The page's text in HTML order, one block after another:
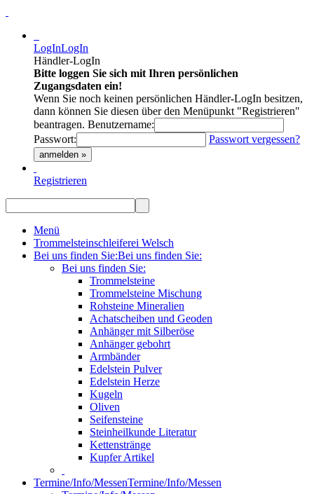
LogInLogIn
Händler-LogIn
Bitte loggen Sie sich mit Ihren persönlichen
Zugangsdaten ein!
Wenn Sie noch keinen persönlichen Händler-LogIn besitzen,
dann können Sie diesen über den Menüpunkt "Registrieren"
beantragen. Benutzername:
Passwort:
Passwort vergessen?
anmelden »
Registrieren
Menü
Trommelsteinschleiferei Welsch
Bei uns finden Sie:Bei uns finden Sie:
Bei uns finden Sie:
Trommelsteine
Trommelsteine Mischung
Rohsteine Mineralien
Achatscheiben und Geoden
Anhänger mit Silberöse
Anhänger gebohrt
Armbänder
Edelstein Pulver
Edelstein Herze
Kugeln
Oliven
Seifensteine
Steinheilkunde Literatur
Kettenstränge
Kupfer Artikel
Termine/Info/MessenTermine/Info/Messen